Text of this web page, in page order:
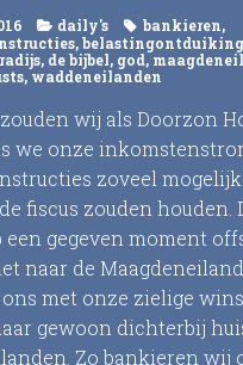
daily's bankieren,
,belastingontduiking
, de bijbel, god,
, waddeneilanden
wij als Doorzon
we onze
zoveel
fiscus zouden houden.
gegeven moment
naar de
met onze zielige
gewoon dichterbij
Zo bankieren wij